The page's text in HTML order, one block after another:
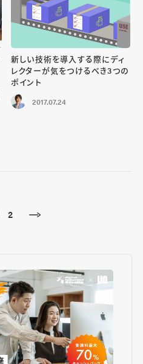
新しい技術を導入する際にディ
レクターが気をつけるべき3つの
ポイント
2017.07.24
2